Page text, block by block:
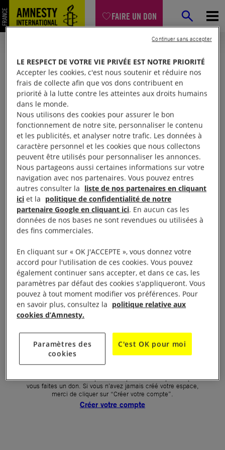
FAIRE UN DON
Mon espace
Connexion
Votre adresse email (obligatoire)
Mot de passe oublié ?
Un problème de connexion ?
Première connexion ?
La création de votre espace n’est pas automatique lorsque
vous faites un don. Si vous n’avez jamais créé votre espace,
merci de cliquer sur “Créer votre compte”.
Créer votre compte
LE RESPECT DE VOTRE VIE PRIVÉE EST NOTRE PRIORITÉ
Accepter les cookies, c'est nous soutenir et réduire nos
frais de collecte afin que vos dons contribuent en
priorité à la lutte contre les atteintes aux droits humains
dans le monde.
Nous utilisons des cookies pour assurer le bon
fonctionnement de notre site, personnaliser le contenu
et les publicités, et analyser notre trafic. Les données à
caractère personnel et les cookies que nous collectons
peuvent être utilisés pour personnaliser les annonces.
Nous partageons aussi certaines informations sur votre
navigation avec nos partenaires. Vous pouvez entres
autres consulter la liste de nos partenaires en cliquant
ici et la politique de confidentialité de notre
partenaire Google en cliquant ici. En aucun cas les
données de nos bases ne sont revendues ou utilisées à
des fins commerciales.
En cliquant sur « OK J'ACCEPTE », vous donnez votre
accord pour l'utilisation de ces cookies. Vous pouvez
également continuer sans accepter, et dans ce cas, les
paramètres par défaut des cookies s'appliqueront. Vous
pouvez à tout moment modifier vos préférences. Pour
en savoir plus, consultez la politique relative aux
cookies d’Amnesty.
Paramètres des
cookies
C'est OK pour moi
Continuer sans accepter